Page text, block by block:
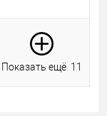
Показать ещё 11